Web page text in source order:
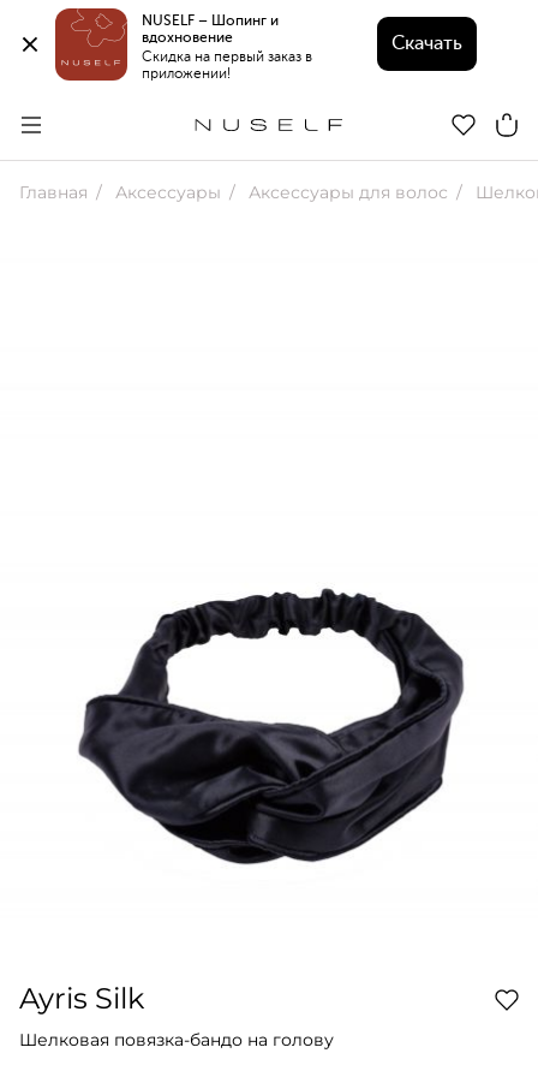
NUSELF – Шопинг и
вдохновение
Скидка на первый заказ в
приложении!
Скачать
Главная Аксессуары Аксессуары для волос
Ayris Silk
Шелковая повязка-бандо на голову